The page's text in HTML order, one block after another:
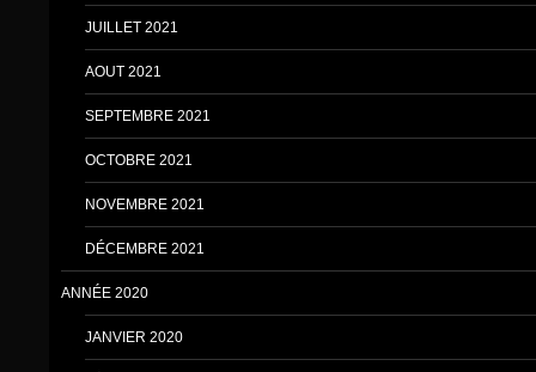
JUILLET 2021
AOUT 2021
SEPTEMBRE 2021
OCTOBRE 2021
NOVEMBRE 2021
DÉCEMBRE 2021
ANNÉE 2020
JANVIER 2020